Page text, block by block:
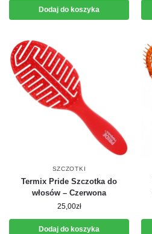
Dodaj do koszyka
SZCZOTKI
Termix Pride Szczotka do
włosów – Czerwona
25,00zł
Dodaj do koszyka